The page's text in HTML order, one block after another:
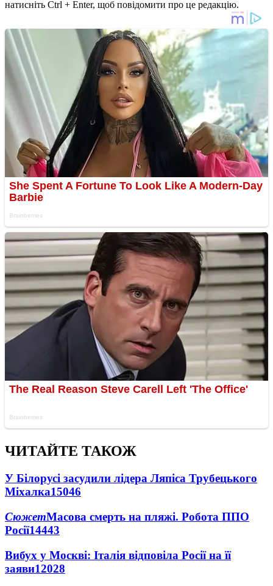
натисніть Ctrl + Enter, щоб повідомити про це редакцію.
ЧИТАЙТЕ ТАКОЖ
У Білорусі засудили лідера Ляпіса Трубецького
Міхалка15046
СюжетМасова смерть на пляжі. Робота ППО
Росії14443
Вибух у Москві: Італія відповіла Росії на її
заяви12028